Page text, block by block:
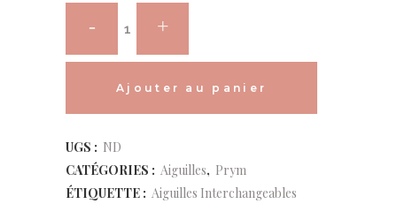
-
circulaires
interchangeables
9
Ajouter au panier
UGS : ND
CATÉGORIES : Aiguilles, Prym
ÉTIQUETTE : Aiguilles Interchangeables